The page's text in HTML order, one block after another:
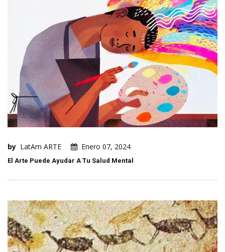
by LatAm ARTE Enero 07, 2024
El Arte Puede Ayudar A Tu Salud Mental